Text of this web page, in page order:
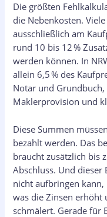
Die größten
die Nebenkosten.
ausschließlich am
rund 10 bis 12 %
werden können. In
allein 6,5 % des
Notar und Grundbuch,
Maklerprovision und
Diese Summen
bezahlt werden. Das
braucht zusätzlich bis
Abschluss. Und
nicht aufbringen
was die Zinsen erhöht
schmälert. Gerade für